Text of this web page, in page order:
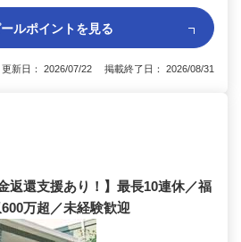
ルポイントを見る
更新日： 2026/07/22 掲載終了日： 2026/08/31
返還支援あり！】最長10連休／福
万超／未経験歓迎